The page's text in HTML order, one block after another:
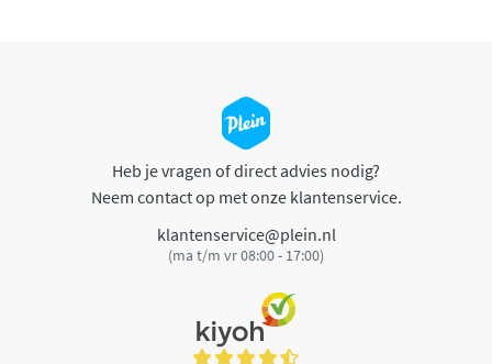
Heb je vragen of direct advies nodig?
Neem contact op met onze klantenservice.
klantenservice@plein.nl
(ma t/m vr 08:00 - 17:00)